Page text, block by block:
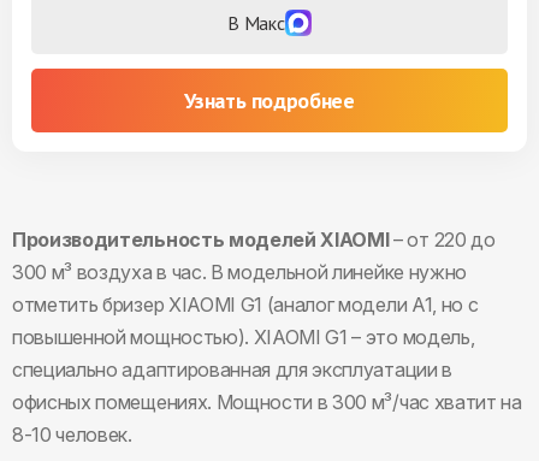
В Макс
Узнать подробнее
Производительность моделей XIAOMI– от 220 до
300 м³ воздуха в час. В модельной линейке нужно
отметить бризер XIAOMI G1 (аналог модели А1, но с
повышенной мощностью). XIAOMI G1 – это модель,
специально адаптированная для эксплуатации в
офисных помещениях. Мощности в 300 м³/час хватит на
8-10 человек.